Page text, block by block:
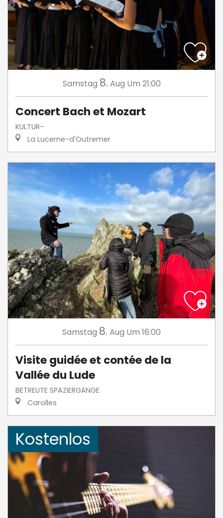
Samstag 8. Aug Um 21:00
Concert Bach et Mozart
KULTUR-
La Lucerne-d'Outremer
Samstag 8. Aug Um 16:00
Visite guidée et contée de la
Vallée du Lude
BETREUTE SPAZIERGÄNGE
Carolles
Kostenlos